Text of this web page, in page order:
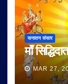
सनातन संसार
माँ
MAR 27,